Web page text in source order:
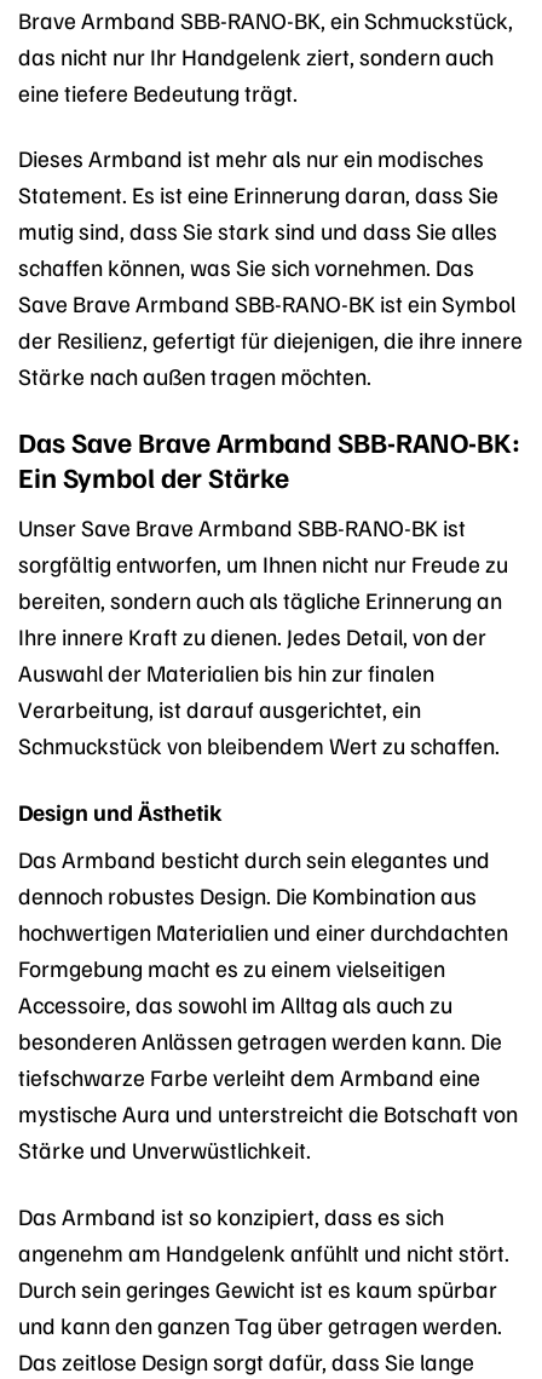
Brave Armband SBB-RANO-BK, ein Schmuckstück,
das nicht nur Ihr Handgelenk ziert, sondern auch
eine tiefere Bedeutung trägt.
Dieses Armband ist mehr als nur ein modisches
Statement. Es ist eine Erinnerung daran, dass Sie
mutig sind, dass Sie stark sind und dass Sie alles
schaffen können, was Sie sich vornehmen. Das
Save Brave Armband SBB-RANO-BK ist ein Symbol
der Resilienz, gefertigt für diejenigen, die ihre innere
Stärke nach außen tragen möchten.
Das Save Brave Armband SBB-RANO-BK:
Ein Symbol der Stärke
Unser Save Brave Armband SBB-RANO-BK ist
sorgfältig entworfen, um Ihnen nicht nur Freude zu
bereiten, sondern auch als tägliche Erinnerung an
Ihre innere Kraft zu dienen. Jedes Detail, von der
Auswahl der Materialien bis hin zur finalen
Verarbeitung, ist darauf ausgerichtet, ein
Schmuckstück von bleibendem Wert zu schaffen.
Design und Ästhetik
Das Armband besticht durch sein elegantes und
dennoch robustes Design. Die Kombination aus
hochwertigen Materialien und einer durchdachten
Formgebung macht es zu einem vielseitigen
Accessoire, das sowohl im Alltag als auch zu
besonderen Anlässen getragen werden kann. Die
tiefschwarze Farbe verleiht dem Armband eine
mystische Aura und unterstreicht die Botschaft von
Stärke und Unverwüstlichkeit.
Das Armband ist so konzipiert, dass es sich
angenehm am Handgelenk anfühlt und nicht stört.
Durch sein geringes Gewicht ist es kaum spürbar
und kann den ganzen Tag über getragen werden.
Das zeitlose Design sorgt dafür, dass Sie lange